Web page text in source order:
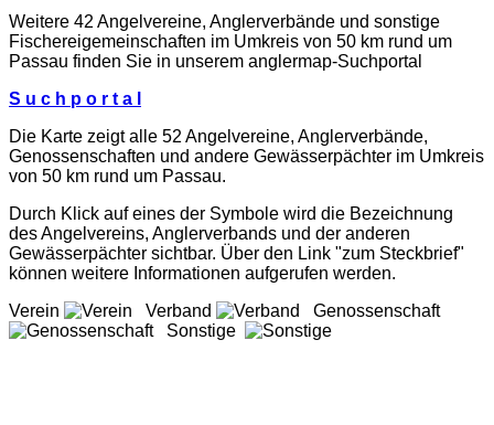
Weitere 42 Angelvereine, Anglerverbände und sonstige
Fischereigemeinschaften im Umkreis von 50 km rund um
Passau finden Sie in unserem anglermap-Suchportal
S u c h p o r t a l
Die Karte zeigt alle 52 Angelvereine, Anglerverbände,
Genossenschaften und andere Gewässerpächter im Umkreis
von 50 km rund um Passau.
Durch Klick auf eines der Symbole wird die Bezeichnung
des Angelvereins, Anglerverbands und der anderen
Gewässerpächter sichtbar. Über den Link "zum Steckbrief"
können weitere Informationen aufgerufen werden.
Verein
Verband
Genossenschaft
Sonstige